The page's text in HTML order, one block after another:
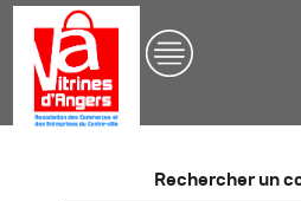
Rechercher un